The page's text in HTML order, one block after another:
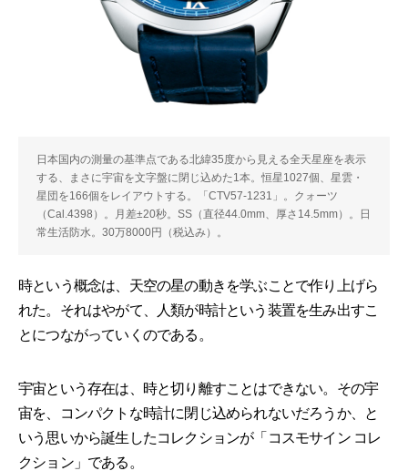
日本国内の測量の基準点である北緯35度から見える全天星座を表示
する、まさに宇宙を文字盤に閉じ込めた1本。恒星1027個、星雲・
星団を166個をレイアウトする。「CTV57-1231」。クォーツ
（Cal.4398）。月差±20秒。SS（直径44.0mm、厚さ14.5mm）。日
常生活防水。30万8000円（税込み）。
時という概念は、天空の星の動きを学ぶことで作り上げら
れた。それはやがて、人類が時計という装置を生み出すこ
とにつながっていくのである。
宇宙という存在は、時と切り離すことはできない。その宇
宙を、コンパクトな時計に閉じ込められないだろうか、と
いう思いから誕生したコレクションが「コスモサイン コレ
クション」である。